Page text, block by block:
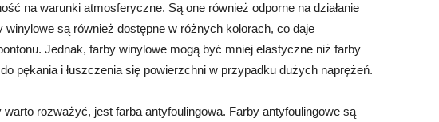
na warunki atmosferyczne. Są one również odporne na działanie
winylowe są również dostępne w różnych kolorach, co daje
Jednak, farby winylowe mogą być mniej elastyczne niż farby
pękania i łuszczenia się powierzchni w przypadku dużych naprężeń.
rozważyć, jest farba antyfoulingowa. Farby antyfoulingowe są